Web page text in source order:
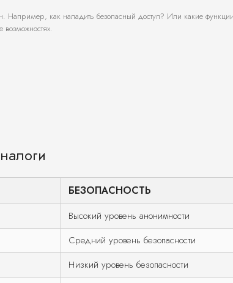
как наладить безопасный доступ? Или какие
возможностях.
БЕЗОПАСНОСТЬ
Высокий уровень анонимности
Средний уровень безопасности
Низкий уровень безопасности